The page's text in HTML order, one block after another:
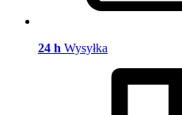
24 h Wysyłka